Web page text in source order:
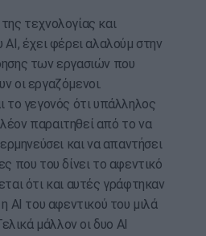
τεχνολογίας και
έχει φέρει αλαλούμ στην
των εργασιών που
οι εργαζόμενοι.
το γεγονός ότι υπάλληλος
παραιτηθεί από το να
και να απαντήσει
που του δίνει το αφεντικό
ότι και αυτές γράφτηκαν
ΑΙ του αφεντικού του μιλά
μάλλον οι δυο ΑΙ